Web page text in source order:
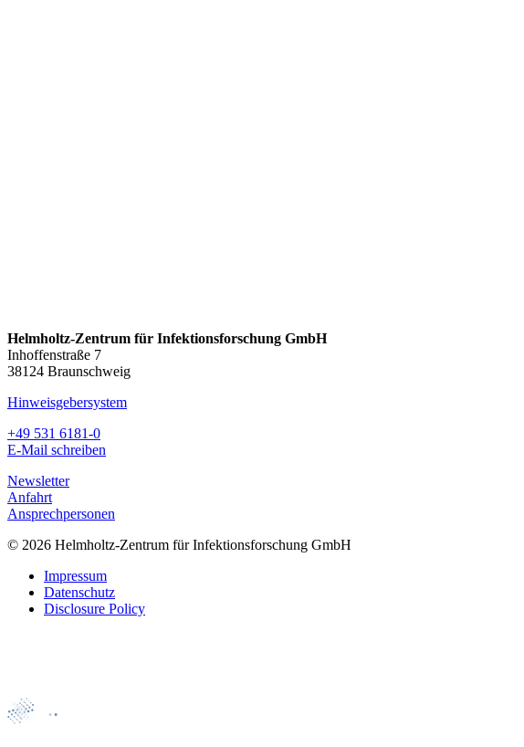
Helmholtz-Zentrum für Infektionsforschung GmbH
Inhoffenstraße 7
38124 Braunschweig
Hinweisgebersystem
+49 531 6181-0
E-Mail schreiben
Newsletter
Anfahrt
Ansprechpersonen
© 2026 Helmholtz-Zentrum für Infektionsforschung GmbH
Impressum
Datenschutz
Disclosure Policy